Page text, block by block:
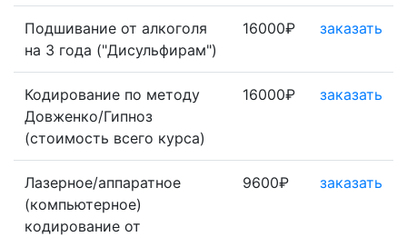
Подшивание от алкоголя
на 3 года ("Дисульфирам")
16000₽ заказать
Кодирование по методу
Довженко/Гипноз
(стоимость всего курса)
16000₽ заказать
Лазерное/аппаратное
(компьютерное)
кодирование от
9600₽ заказать